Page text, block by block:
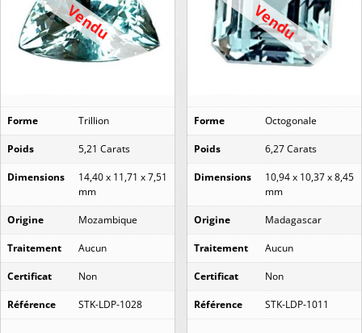
Vendu
Forme Trillion
Poids 5,21 Carats
Dimensions
14,40 x 11,71 x 7,51
mm
Origine Mozambique
Traitement Aucun
Certificat Non
Référence STK-LDP-1028
Vendu
Forme Octogonale
Poids 6,27 Carats
Dimensions
10,94 x 10,37 x 8,45
mm
Origine Madagascar
Traitement Aucun
Certificat Non
Référence STK-LDP-1011